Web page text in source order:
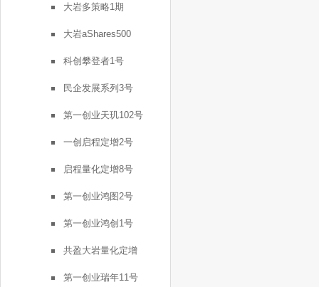
大岩多策略1期
大岩aShares500
科创攀登者1号
民企发展系列3号
第一创业天玑102号
一创启程定增2号
启程量化定增8号
第一创业鸿图2号
第一创业鸿创1号
共盈大岩量化定增
第一创业瑞年11号